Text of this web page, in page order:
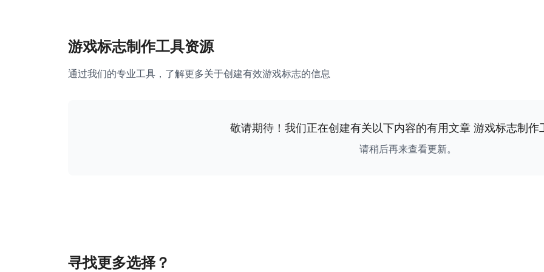
游戏标志制作工具资源
通过我们的专业工具，了解更多关于创建有效游戏标志的信息
敬请期待！我们正在创建有关以下内容的有用文章 游戏标志制作
请稍后再来查看更新。
寻找更多选择？